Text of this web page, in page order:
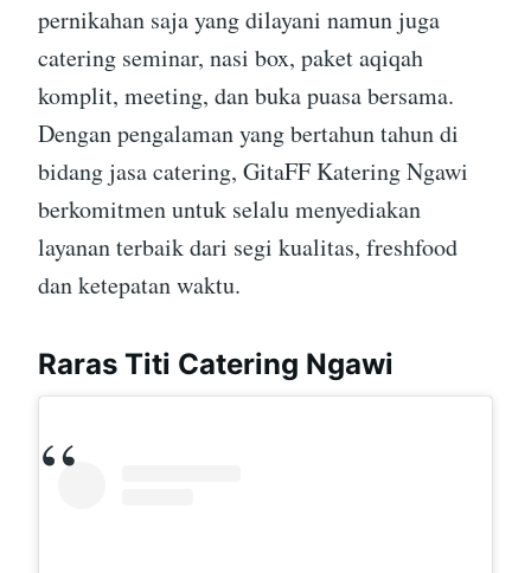
pernikahan saja yang dilayani namun juga
catering seminar, nasi box, paket aqiqah
komplit, meeting, dan buka puasa bersama.
Dengan pengalaman yang bertahun tahun di
bidang jasa catering, GitaFF Katering Ngawi
berkomitmen untuk selalu menyediakan
layanan terbaik dari segi kualitas, freshfood
dan ketepatan waktu.
Raras Titi Catering Ngawi